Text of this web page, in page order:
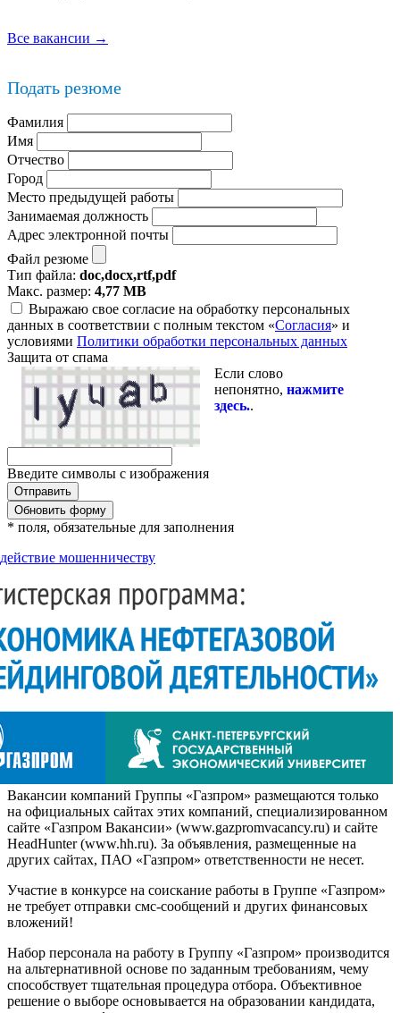
Все вакансии →
Подать резюме
Фамилия
Имя
Отчество
Город
Место предыдущей работы
Занимаемая должность
Адрес электронной почты
Файл резюме
Тип файла: doc,docx,rtf,pdf
Макс. размер: 4,77 MB
Выражаю свое согласие на обработку персональных
данных в соответствии с полным текстом «Согласия» и
условиями Политики обработки персональных данных
Защита от спама
Если слово
непонятно, нажмите
здесь..
Введите символы с изображения
Обновить форму
* поля, обязательные для заполнения
мошенничеству
Вакансии компаний Группы «Газпром» размещаются только
на официальных сайтах этих компаний, специализированном
сайте «Газпром Вакансии» (www.gazpromvacancy.ru) и сайте
HeadHunter (www.hh.ru). За объявления, размещенные на
других сайтах, ПАО «Газпром» ответственности не несет.
Участие в конкурсе на соискание работы в Группе «Газпром»
не требует отправки смс-сообщений и других финансовых
вложений!
Набор персонала на работу в Группу «Газпром» производится
на альтернативной основе по заданным требованиям, чему
способствует тщательная процедура отбора. Объективное
решение о выборе основывается на образовании кандидата,